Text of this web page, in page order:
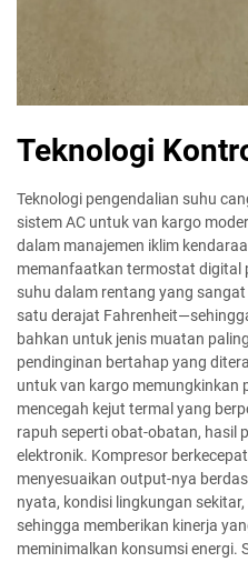
Teknologi
Teknologi pengendalian suhu
sistem AC untuk van kargo
dalam manajemen iklim
memanfaatkan termostat digital
suhu dalam rentang yang
satu derajat
bahkan untuk jenis muatan
pendinginan bertahap yang
untuk van kargo memungkinkan
mencegah kejut termal yang
rapuh seperti obat-obatan, hasil
elektronik. Kompresor
menyesuaikan output-nya
nyata, kondisi lingkungan
sehingga memberikan kinerja
meminimalkan konsumsi energi.